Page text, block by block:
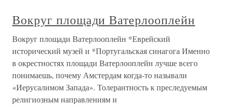
Вокруг площади Ватерлооплейн
Вокруг площади Ватерлооплейн *Еврейский
исторический музей и *Португальская синагога Именно
в окрестностях площади Ватерлооплейн лучше всего
понимаешь, почему Амстердам когда-то называли
«Иерусалимом Запада». Толерантность к преследуемым
религиозным направлениям и